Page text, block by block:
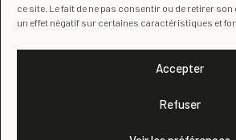
ce site. Le fait de ne pas consentir ou de retirer
un effet négatif sur certaines caractéristiques et
Accepter
Refuser
© Isabelle Keller Design